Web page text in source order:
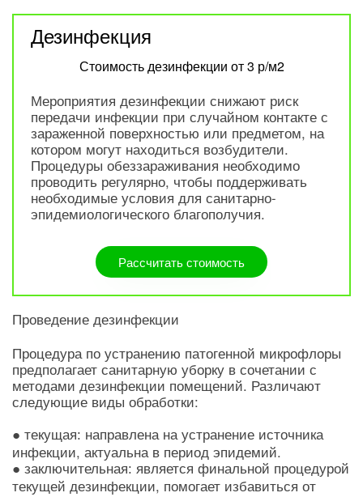
Дезинфекция
Стоимость дезинфекции от 3 р/м2
Мероприятия дезинфекции снижают риск
передачи инфекции при случайном контакте с
зараженной поверхностью или предметом, на
котором могут находиться возбудители.
Процедуры обеззараживания необходимо
проводить регулярно, чтобы поддерживать
необходимые условия для санитарно-
эпидемиологического благополучия.
Рассчитать стоимость
Проведение дезинфекции
Процедура по устранению патогенной микрофлоры
предполагает санитарную уборку в сочетании с
методами дезинфекции помещений. Различают
следующие виды обработки:
● текущая: направлена на устранение источника
инфекции, актуальна в период эпидемий.
● заключительная: является финальной процедурой
текущей дезинфекции, помогает избавиться от